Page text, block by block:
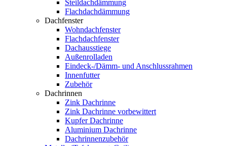
Steildachdämmung
Flachdachdämmung
Dachfenster
Wohndachfenster
Flachdachfenster
Dachausstiege
Außenrolladen
Eindeck-/Dämm- und Anschlussrahmen
Innenfutter
Zubehör
Dachrinnen
Zink Dachrinne
Zink Dachrinne vorbewittert
Kupfer Dachrinne
Aluminium Dachrinne
Dachrinnenzubehör